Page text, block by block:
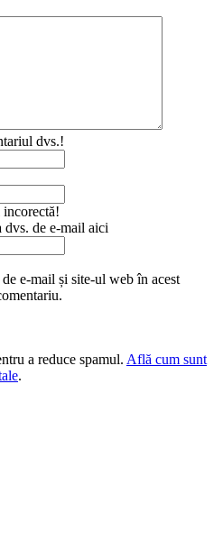
dvs.!
dvs. de e-mail aici
e-mail și site-ul web în acest
a reduce spamul. Află cum sunt
.